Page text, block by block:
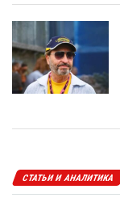
СТАТЬИ И АНАЛИТИКА